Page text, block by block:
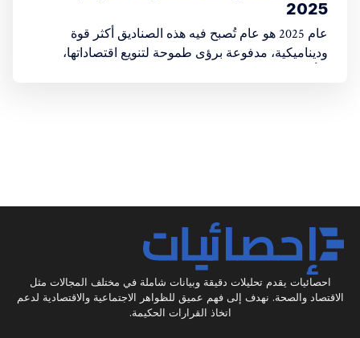
2025
عام 2025 هو عام تُصبح فيه هذه الصناديق أكثر قوة
وديناميكية، مدفوعة برؤى طموحة لتنويع اقتصاداتها،
احصائيات يقدم تحليلات دقيقة وبيانات شاملة في مختلف المجالات مثل
الاقتصاد والصحة. نهدف إلى فهم عميق للظواهر الاجتماعية والاقتصادية لدعم
اتخاذ القرارات الحكيمة.